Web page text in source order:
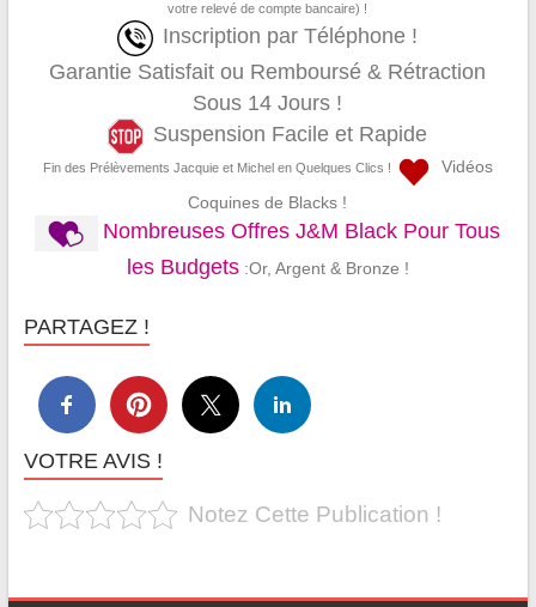
votre relevé de compte bancaire) !
Inscription par Téléphone !
Garantie Satisfait ou Remboursé & Rétraction
Sous 14 Jours !
Suspension Facile et Rapide
Fin des Prélèvements Jacquie et Michel en Quelques Clics !
Vidéos
Coquines de Blacks !
Nombreuses Offres J&M Black Pour Tous
les Budgets:Or, Argent & Bronze !
PARTAGEZ !
VOTRE AVIS !
Notez Cette Publication !